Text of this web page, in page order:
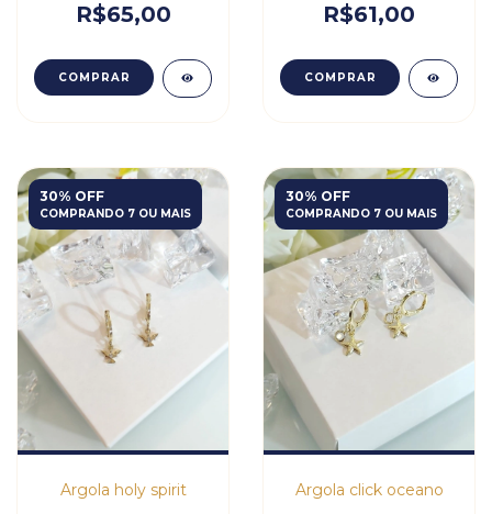
R$65,00
COMPRAR
R$61,00
COMPRAR
30% OFF
COMPRANDO 7 OU MAIS
Argola holy spirit
30% OFF
COMPRANDO 7 OU MAIS
Argola click oceano